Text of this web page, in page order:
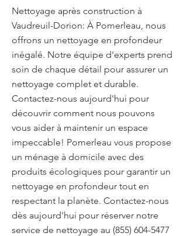
Nettoyage après construction à
Vaudreuil-Dorion: À Pomerleau, nous
offrons un nettoyage en profondeur
inégalé. Notre équipe d'experts prend
soin de chaque détail pour assurer un
nettoyage complet et durable.
Contactez-nous aujourd'hui pour
découvrir comment nous pouvons
vous aider à maintenir un espace
impeccable! Pomerleau vous propose
un ménage à domicile avec des
produits écologiques pour garantir un
nettoyage en profondeur tout en
respectant la planète. Contactez-nous
dès aujourd'hui pour réserver notre
service de nettoyage au (855) 604-5477